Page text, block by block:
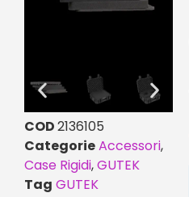
COD2136105
CategorieAccessori,
Case Rigidi,GUTEK
Tag GUTEK